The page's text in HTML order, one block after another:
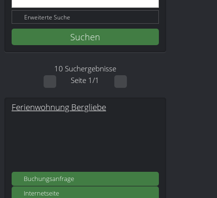
Erweiterte Suche
10 Suchergebnisse
Seite 1/1
Ferienwohnung Bergliebe
Buchungsanfrage
Internetseite